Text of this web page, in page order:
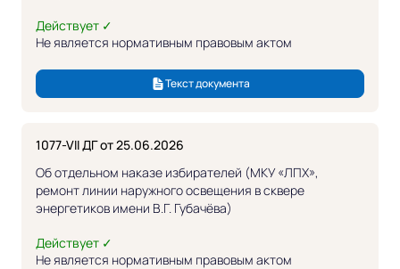
Действует ✓
Не является нормативным правовым актом
Текст документа
1077-VII ДГ от 25.06.2026
Об отдельном наказе избирателей (МКУ «ЛПХ»,
ремонт линии наружного освещения в сквере
энергетиков имени В.Г. Губачёва)
Действует ✓
Не является нормативным правовым актом